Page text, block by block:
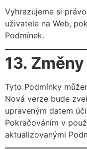
Vyhrazujeme si
uživatele na Web,
Podmínek.
13.
Tyto Podmínky
Nová verze bude
upraveným datem
Pokračováním v
aktualizovanými